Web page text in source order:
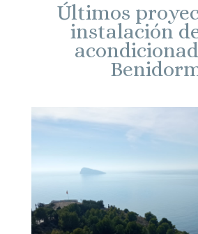
Últimos
instalación